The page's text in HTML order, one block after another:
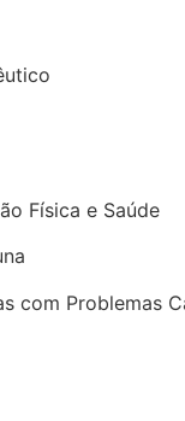
Física e Saúde
com Problemas